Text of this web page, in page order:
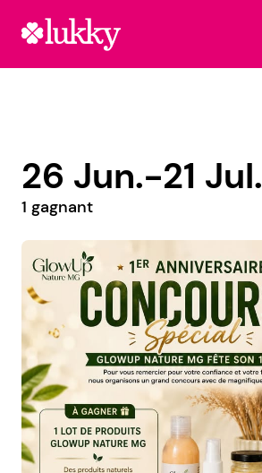
26 Jun.-21 Jul.
1 gagnant
@lujan_lenceria